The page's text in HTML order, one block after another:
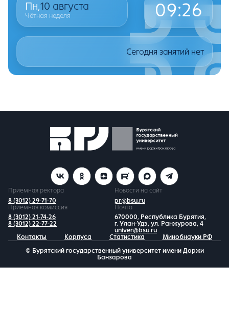
Пн,10 августа
Чётная неделя 09:26
Сегодня занятий нет
Приемная ректора
8 (3012) 29-71-70
Новости на сайт
pr@bsu.ru
Приемная комиссия
8 (3012) 21-74-26
8 (3012) 22-77-22
Почта
670000, Республика Бурятия,
г. Улан-Удэ, ул. Ранжурова, 4
univer@bsu.ru
Контакты
Корпуса Статистика Минобнауки РФ
© Бурятский государственный университет имени Доржи
Банзарова